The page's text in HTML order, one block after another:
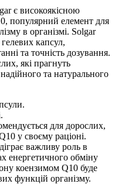
є високоякісною
популярний елемент для
в організмі. Solgar
капсул,
та точність дозування.
які прагнуть
та натурального
для дорослих,
у своєму раціоні.
важливу роль в
енергетичного обміну
коензимом Q10 буде
функцій організму.